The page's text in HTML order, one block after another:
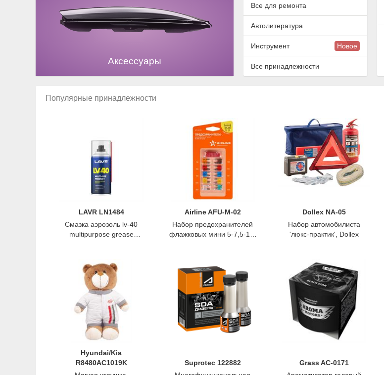
Аксессуары
Все для ремонта
Автолитература
Инструмент Новое
Все принадлежности
Популярные принадлежности
LAVR LN1484
Смазка аэрозоль lv-40
multipurpose grease
Airline AFU-M-02
Набор предохранителей
флажковых мини 5-7,5-10-
Dollex NA-05
Набор автомобилиста
'люкс-практик', Dollex
Hyundai/Kia
R8480AC1019K
Suprotec 122882
Grass AC-0171